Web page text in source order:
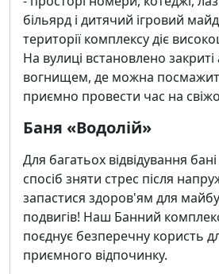
більярд і дитячий ігровий
території комплексу діє
На вулиці встановлено закриті
вогнищем, де можна
приємно провести час на
Баня «Водолій»
Для багатьох відвідування
спосіб зняти стрес після
запастися здоров'ям для
подвигів! Наш Банний
поєднує безперечну користь
приємного відпочинку.